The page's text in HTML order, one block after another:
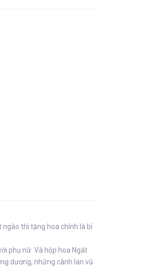
thì tặng hoa chính là bí
phụ nữ. Và hộp hoa Ngát
dương, những cành lan vũ